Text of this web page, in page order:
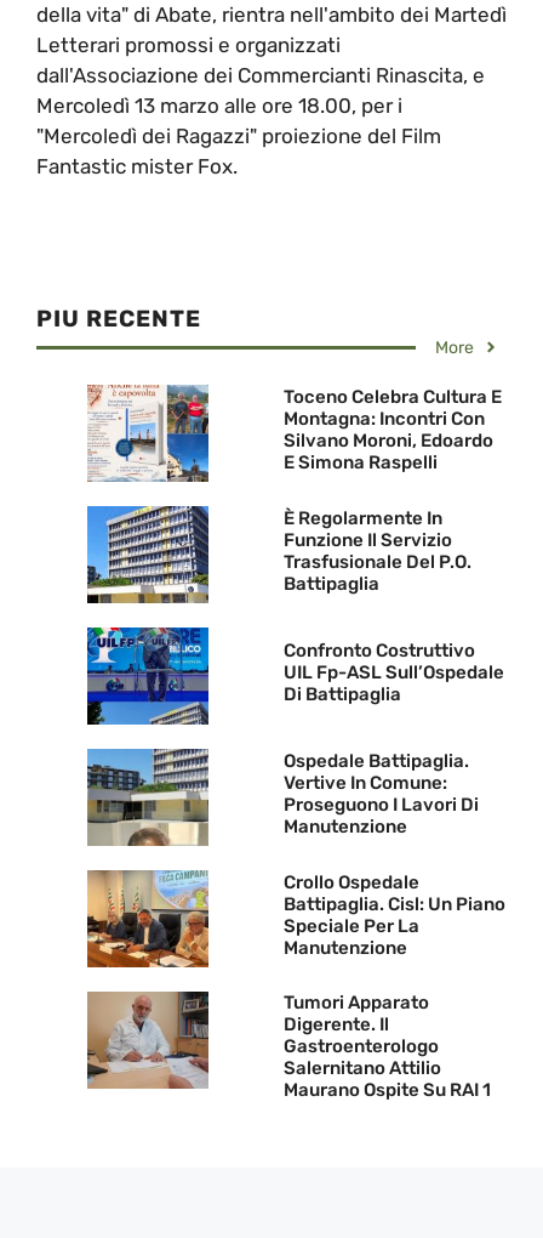
della vita" di Abate, rientra nell'ambito dei Martedì
Letterari promossi e organizzati
dall'Associazione dei Commercianti Rinascita, e
Mercoledì 13 marzo alle ore 18.00, per i
"Mercoledì dei Ragazzi" proiezione del Film
Fantastic mister Fox.
PIU RECENTE
More
Toceno Celebra Cultura E
Montagna: Incontri Con
Silvano Moroni, Edoardo
E Simona Raspelli
È Regolarmente In
Funzione Il Servizio
Trasfusionale Del P.O.
Battipaglia
Confronto Costruttivo
UIL Fp-ASL Sull’Ospedale
Di Battipaglia
Ospedale Battipaglia.
Vertive In Comune:
Proseguono I Lavori Di
Manutenzione
Crollo Ospedale
Battipaglia. Cisl: Un Piano
Speciale Per La
Manutenzione
Tumori Apparato
Digerente. Il
Gastroenterologo
Salernitano Attilio
Maurano Ospite Su RAI 1